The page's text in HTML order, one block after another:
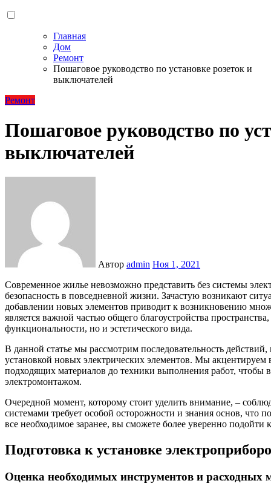
Главная
Дом
Ремонт
Пошаговое руководство по установке розеток и
выключателей
Ремонт
Пошаговое руководство по
выключателей
Автор admin Ноя 1, 2021
Современное жилье невозможно представить без системы электрообеспечения, которая обеспечит комфорт и
безопасность в повседневной жизни. Зачастую возникают
добавлении новых элементов приводит к возникновению
является важной частью общего благоустройства
функциональности, но и эстетического вида.
В данной статье мы рассмотрим последовательность
установкой новых электрических элементов. Мы
подходящих материалов до техники выполнения работ, чтобы
электромонтажом.
Очередной момент, которому стоит уделить внимание, –
системами требует особой осторожности и знания основ, что
все необходимое заранее, вы сможете более уверенно
Подготовка к установке
Оценка необходимых инструментов и расходных